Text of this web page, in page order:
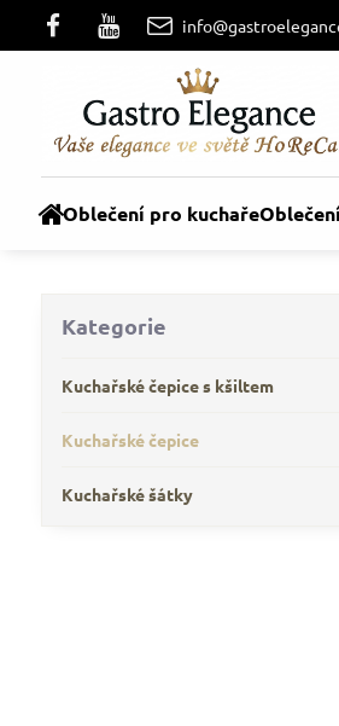
Oblečení pro kuchaře
Kategorie
Kuchařské čepice s kšiltem
Kuchařské čepice
Kuchařské šátky